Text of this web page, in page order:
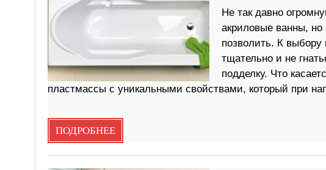
Не так давно
акриловые ванны,
позволить. К выбору
тщательно и не
подделку. Что
пластмассы с уникальными свойствами, который при
ПОДРОБНЕЕ